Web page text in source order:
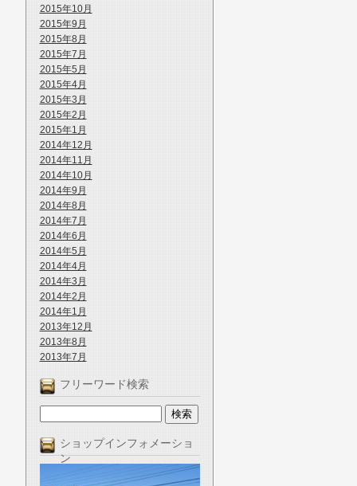
2015年10月
2015年9月
2015年8月
2015年7月
2015年5月
2015年4月
2015年3月
2015年2月
2015年1月
2014年12月
2014年11月
2014年10月
2014年9月
2014年8月
2014年7月
2014年6月
2014年5月
2014年4月
2014年3月
2014年2月
2014年1月
2013年12月
2013年8月
2013年7月
フリーワード検索
ショップインフォメーショ
ン